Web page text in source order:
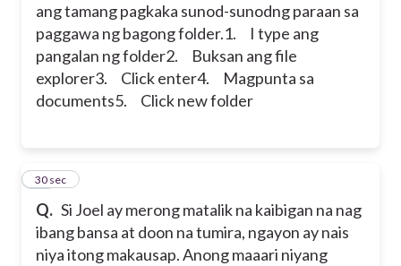
ang tamang pagkaka sunod-sunodng paraan sa
paggawa ng bagong folder.1. I type ang
pangalan ng folder2. Buksan ang file
explorer3. Click enter4. Magpunta sa
documents5. Click new folder
Q. Si Joel ay merong matalik na kaibigan na nag
ibang bansa at doon na tumira, ngayon ay nais
niya itong makausap. Anong maaari niyang
33
30 sec